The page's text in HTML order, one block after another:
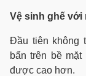
Vệ sinh ghế với
Đầu tiên không
bẩn trên bề
được cao hơn.